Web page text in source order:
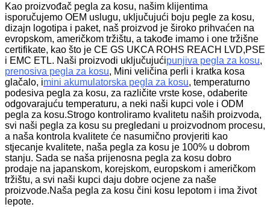
Kao proizvođač pegla za kosu, našim klijentima
isporučujemo OEM uslugu, uključujući boju pegle za kosu,
dizajn logotipa i paket, naš proizvod je široko prihvaćen na
evropskom, američkom tržištu, a takođe imamo i one tržišne
certifikate, kao što je CE GS UKCA ROHS REACH LVD,PSE
i EMC ETL. Naši proizvodi uključujućipunjiva pegla za kosu,
prenosiva pegla za kosu, Mini veličina perli i kratka kosa
glačalo, imini akumulatorska pegla za kosu, temperaturno
podesiva pegla za kosu, za različite vrste kose, odaberite
odgovarajuću temperaturu, a neki naši kupci vole i ODM
pegla za kosu.Strogo kontroliramo kvalitetu naših proizvoda,
svi naši pegla za kosu su pregledani u proizvodnom procesu,
a naša kontrola kvalitete će nasumično provjeriti kao
stjecanje kvalitete, naša pegla za kosu je 100% u dobrom
stanju. Sada se naša prijenosna pegla za kosu dobro
prodaje na japanskom, korejskom, europskom i američkom
tržištu, a svi naši kupci daju dobre ocjene za naše
proizvode.Naša pegla za kosu čini kosu lepotom i ima život
lepote.